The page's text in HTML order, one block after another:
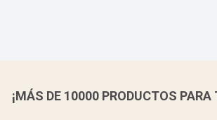
¡MÁS DE 10000 PRODUCTOS PARA